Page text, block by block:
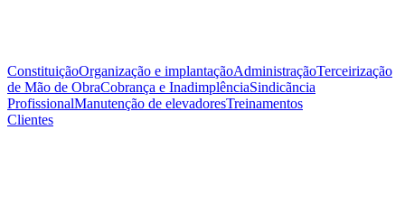
ConstituiçãoOrganização e implantaçãoAdministraçãoTerceirização
de Mão de ObraCobrança e InadimplênciaSindicãncia
ProfissionalManutenção de elevadoresTreinamentos
Clientes